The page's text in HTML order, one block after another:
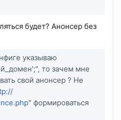
будет? Анонсер без
указываю
то зачем мне
свой анонсер ? Не
" формироваться